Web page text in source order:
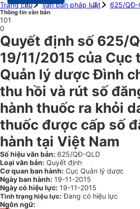
Trang chủ
Văn bản pháp luật 625/QĐ-
Thông tin văn bản
101
0
Quyết định số 625/
19/11/2015 của Cục
Quản lý dược Đình
thu hồi và rút số
hành thuốc ra khỏi
thuốc được cấp số
hành tại Việt Nam
Số hiệu văn bản: 625/QĐ-QLD
Loại văn bản: Quyết định
Cơ quan ban hành: Cục Quản lý dược
Ngày ban hành: 19-11-2015
Ngày có hiệu lực: 19-11-2015
Tình trạng hiệu lực: Đang có hiệu lực
Ngôn ngữ: